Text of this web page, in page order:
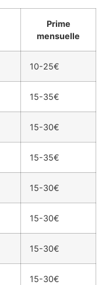
Prime
mensuelle
10-25€
15-35€
15-30€
15-35€
15-30€
15-30€
15-30€
15-30€